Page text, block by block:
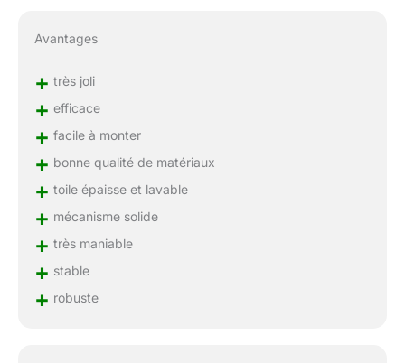
Avantages
+ très joli
+ efficace
+ facile à monter
+ bonne qualité de matériaux
+ toile épaisse et lavable
+ mécanisme solide
+ très maniable
+ stable
+ robuste